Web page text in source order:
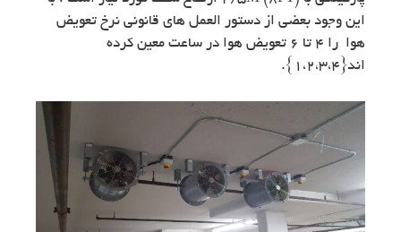
این وجود بعضی از دستور العمل های قانونی نرخ تعویض
هوا را ۴ تا ۶ تعویض هوا در ساعت معین کرده
اند{۱،۲،۳،۴}.